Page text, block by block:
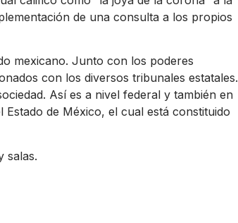
de una consulta a los propios
mexicano. Junto con los poderes
con los diversos tribunales estatales.
Así es a nivel federal y también en
de México, el cual está constituido
salas.